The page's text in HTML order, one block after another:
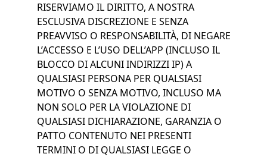
RISERVIAMO IL DIRITTO, A NOSTRA
ESCLUSIVA DISCREZIONE E SENZA
PREAVVISO O RESPONSABILITÀ, DI NEGARE
L’ACCESSO E L’USO DELL’APP (INCLUSO IL
BLOCCO DI ALCUNI INDIRIZZI IP) A
QUALSIASI PERSONA PER QUALSIASI
MOTIVO O SENZA MOTIVO, INCLUSO MA
NON SOLO PER LA VIOLAZIONE DI
QUALSIASI DICHIARAZIONE, GARANZIA O
PATTO CONTENUTO NEI PRESENTI
TERMINI O DI QUALSIASI LEGGE O